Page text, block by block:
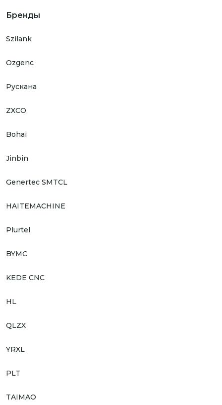
Бренды
Szilank
Ozgenc
Рускана
ZXCO
Bohai
Jinbin
Genertec SMTCL
HAITEMACHINE
Plurtel
BYMC
KEDE CNC
HL
QLZX
YRXL
PLT
TAIMAO